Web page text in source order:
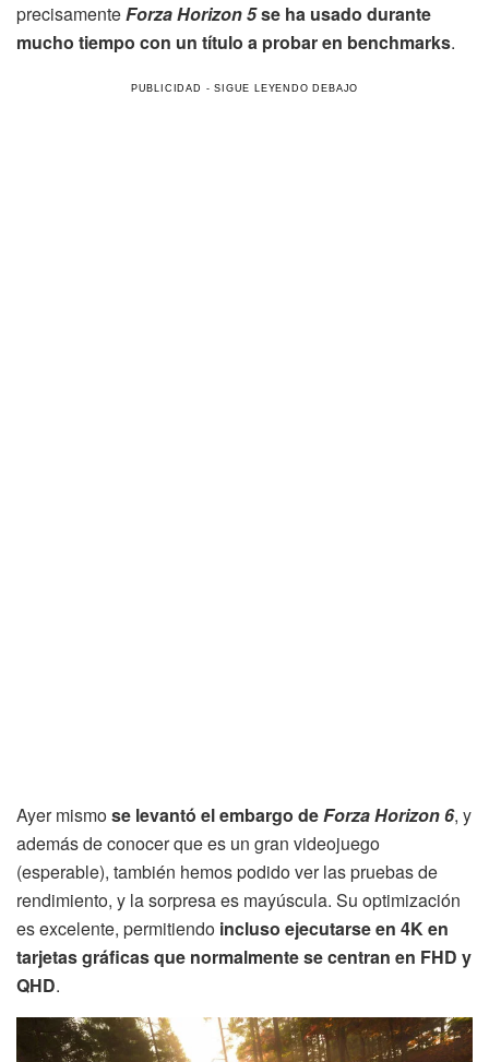
precisamenteForza Horizon 5se ha usado durante
mucho tiempo con un título a probar en benchmarks.
Ayer mismose levantó el embargo deForza Horizon 6, y
además de conocer que es un gran videojuego
(esperable), también hemos podido ver las pruebas de
rendimiento, y la sorpresa es mayúscula. Su optimización
es excelente, permitiendo incluso ejecutarse en 4K en
tarjetas gráficas que normalmente se centran en FHD y
QHD.